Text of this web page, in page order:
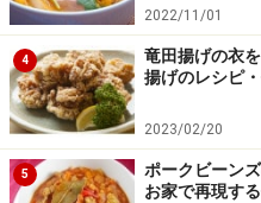
2022/11/01
4
竜田揚げの衣
揚げのレシピ
2023/02/20
5
ポークビーン
お家で再現す